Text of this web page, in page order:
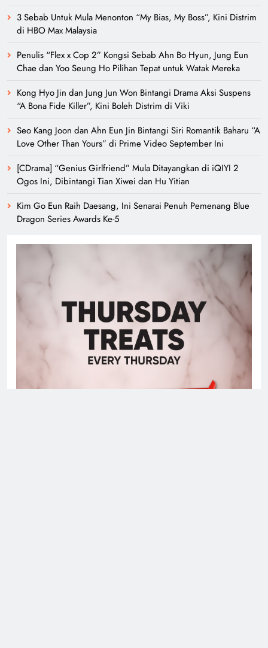
3 Sebab Untuk Mula Menonton “My Bias, My Boss”, Kini Distrim
di HBO Max Malaysia
Penulis “Flex x Cop 2” Kongsi Sebab Ahn Bo Hyun, Jung Eun
Chae dan Yoo Seung Ho Pilihan Tepat untuk Watak Mereka
Kong Hyo Jin dan Jung Jun Won Bintangi Drama Aksi Suspens
“A Bona Fide Killer”, Kini Boleh Distrim di Viki
Seo Kang Joon dan Ahn Eun Jin Bintangi Siri Romantik Baharu “A
Love Other Than Yours” di Prime Video September Ini
[CDrama] “Genius Girlfriend” Mula Ditayangkan di iQIYI 2
Ogos Ini, Dibintangi Tian Xiwei dan Hu Yitian
Kim Go Eun Raih Daesang, Ini Senarai Penuh Pemenang Blue
Dragon Series Awards Ke-5